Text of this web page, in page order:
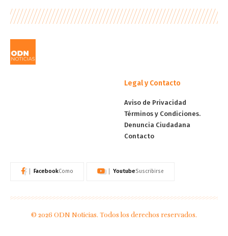
Legal y Contacto
Aviso de Privacidad
Términos y Condiciones.
Denuncia Ciudadana
Contacto
FacebookComo YoutubeSuscribirse
© 2026 ODN Noticias. Todos los derechos reservados.